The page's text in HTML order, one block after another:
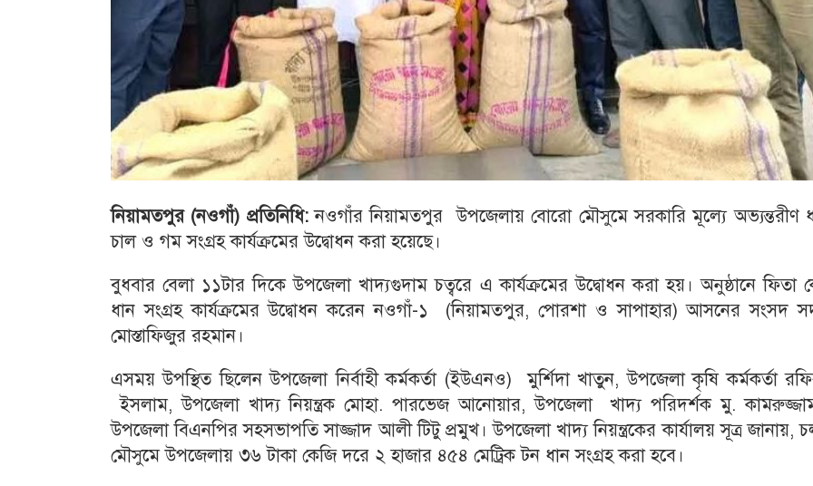
নিয়ামতপুর (নওগাঁ) প্রতিনিধি:নওগাঁর নিয়ামতপুর উপজেলায় বোরো মৌসুমে সরকারি মূল্যে অভ্যন্তরীণ
চাল ও গম সংগ্রহ কার্যক্রমের উদ্বোধন করা হয়েছে।
বুধবার বেলা ১১টার দিকে উপজেলা খাদ্যগুদাম চত্বরে এ কার্যক্রমের উদ্বোধন করা হয়। অনুষ্ঠানে ফিতা
ধান সংগ্রহ কার্যক্রমের উদ্বোধন করেন নওগাঁ-১ (নিয়ামতপুর, পোরশা ও সাপাহার) আসনের সংসদ
মোস্তাফিজুর রহমান।
এসময় উপস্থিত ছিলেন উপজেলা নির্বাহী কর্মকর্তা (ইউএনও) মুর্শিদা খাতুন, উপজেলা কৃষি কর্মকর্তা
ইসলাম, উপজেলা খাদ্য নিয়ন্ত্রক মোহা. পারভেজ আনোয়ার, উপজেলা খাদ্য পরিদর্শক মু.
উপজেলা বিএনপির সহসভাপতি সাজ্জাদ আলী টিটু প্রমুখ। উপজেলা খাদ্য নিয়ন্ত্রকের কার্যালয় সূত্র জানায়,
মৌসুমে উপজেলায় ৩৬ টাকা কেজি দরে ২ হাজার ৪৫৪ মেট্রিক টন ধান সংগ্রহ করা হবে।